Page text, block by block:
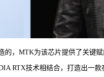
的，MTK为该芯片提供了关键
RTX技术相结合，打造出一